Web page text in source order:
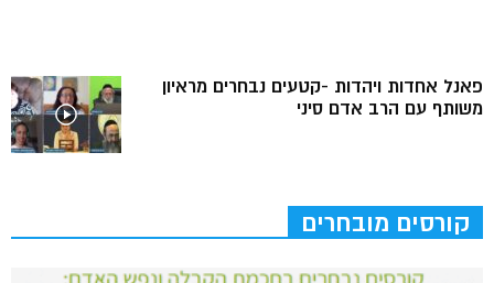
פאנל אחדות ויהדות -קטעים נבחרים מראיון
משותף עם הרב אדם סיני
קורסים מובחרים